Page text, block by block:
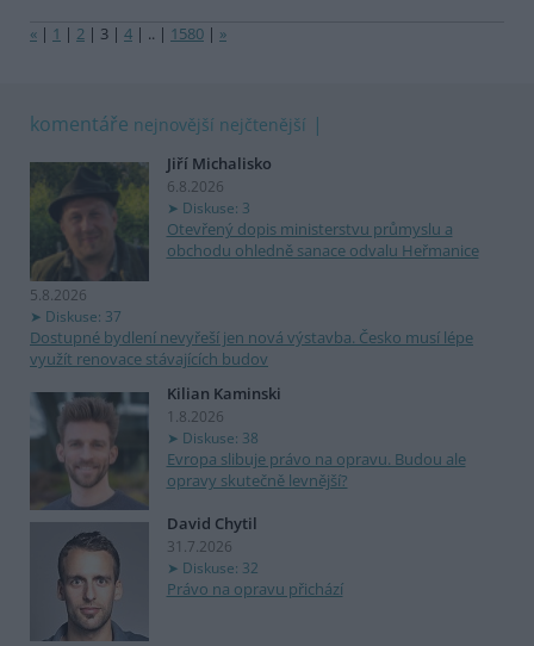
« | 1 | 2 | 3 | 4 | .. | 1580 | »
komentáře nejnovější nejčtenější
Jiří Michalisko
6.8.2026
Diskuse: 3
Otevřený dopis ministerstvu průmyslu a
obchodu ohledně sanace odvalu Heřmanice
5.8.2026
Diskuse: 37
Dostupné bydlení nevyřeší jen nová výstavba. Česko musí lépe
využít renovace stávajících budov
Kilian Kaminski
1.8.2026
Diskuse: 38
Evropa slibuje právo na opravu. Budou ale
opravy skutečně levnější?
David Chytil
31.7.2026
Diskuse: 32
Právo na opravu přichází